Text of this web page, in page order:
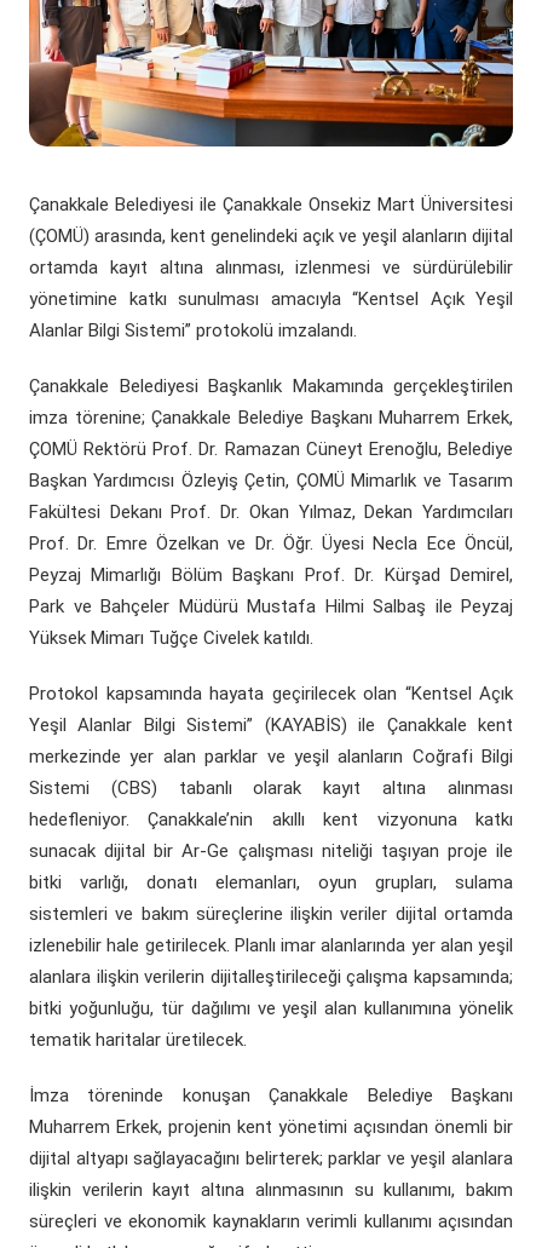
Çanakkale Belediyesi ile Çanakkale Onsekiz Mart Üniversitesi
(ÇOMÜ) arasında, kent genelindeki açık ve yeşil alanların dijital
ortamda kayıt altına alınması, izlenmesi ve sürdürülebilir
yönetimine katkı sunulması amacıyla “Kentsel Açık Yeşil
Alanlar Bilgi Sistemi” protokolü imzalandı.
Çanakkale Belediyesi Başkanlık Makamında gerçekleştirilen
imza törenine; Çanakkale Belediye Başkanı Muharrem Erkek,
ÇOMÜ Rektörü Prof. Dr. Ramazan Cüneyt Erenoğlu, Belediye
Başkan Yardımcısı Özleyiş Çetin, ÇOMÜ Mimarlık ve Tasarım
Fakültesi Dekanı Prof. Dr. Okan Yılmaz, Dekan Yardımcıları
Prof. Dr. Emre Özelkan ve Dr. Öğr. Üyesi Necla Ece Öncül,
Peyzaj Mimarlığı Bölüm Başkanı Prof. Dr. Kürşad Demirel,
Park ve Bahçeler Müdürü Mustafa Hilmi Salbaş ile Peyzaj
Yüksek Mimarı Tuğçe Civelek katıldı.
Protokol kapsamında hayata geçirilecek olan “Kentsel Açık
Yeşil Alanlar Bilgi Sistemi” (KAYABİS) ile Çanakkale kent
merkezinde yer alan parklar ve yeşil alanların Coğrafi Bilgi
Sistemi (CBS) tabanlı olarak kayıt altına alınması
hedefleniyor. Çanakkale’nin akıllı kent vizyonuna katkı
sunacak dijital bir Ar-Ge çalışması niteliği taşıyan proje ile
bitki varlığı, donatı elemanları, oyun grupları, sulama
sistemleri ve bakım süreçlerine ilişkin veriler dijital ortamda
izlenebilir hale getirilecek. Planlı imar alanlarında yer alan yeşil
alanlara ilişkin verilerin dijitalleştirileceği çalışma kapsamında;
bitki yoğunluğu, tür dağılımı ve yeşil alan kullanımına yönelik
tematik haritalar üretilecek.
İmza töreninde konuşan Çanakkale Belediye Başkanı
Muharrem Erkek, projenin kent yönetimi açısından önemli bir
dijital altyapı sağlayacağını belirterek; parklar ve yeşil alanlara
ilişkin verilerin kayıt altına alınmasının su kullanımı, bakım
süreçleri ve ekonomik kaynakların verimli kullanımı açısından
Kurumsal Değerlendirme Sistemi(yeni sekmede açılır)
Fahri Doktora Ünvanı
Döner Sermaye(yeni sekmede açılır)
Uluslararası Danışma Kurulu
Daire Başkanlıkları
Koordinatörlükler
İç Denetim Birim B.(yeni sekmede açılır)
ÇOMÜ Marşı
Üniversite Hastaneleri
Araştırma Laboratuarları(yeni sekmede açılır)
Araştırma Merkezleri
Lisansüstü Eğitim Enstitüsü(yeni sekmede açılır)
Çanakkale Teknopark (yeni sekmede açılır)
Proje Destek Ofisi
Etik Kurulları
Öğrenci Dekanlığı(yeni sekmede açılır)
Öğrenci Kulüpleri Haberleri
Psikolojik Danışmanlık Rehberlik(yeni sekmede açılır)
Engelli Öğrenci Birimi (yeni sekmede açılır)